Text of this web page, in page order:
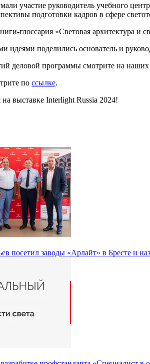
участие руководитель учебного
подготовки кадров в сфере
глоссария «Световая архитектура
идеями поделились основатель и
деловой программы смотрите на
по ссылке.
выставке Interlight Russia 2024!
посетил заводы «Арлайт» в Бресте и